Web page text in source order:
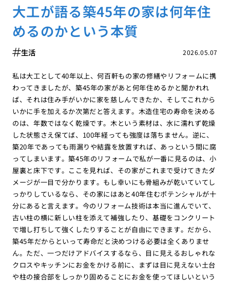
大工が語る築45年の家は何年住
めるのかという本質
2026.05.07
生活
私は大工として40年以上、何百軒もの家の修繕やリフォームに携
わってきましたが、築45年の家があと何年住めるかと聞かれれ
ば、それは住み手がいかに家を慈しんできたか、そしてこれから
いかに手を加えるか次第だと答えます。木造住宅の寿命を決める
のは、年数ではなく乾燥です。木という素材は、水に濡れず乾燥
した状態さえ保てば、100年経っても強度は落ちません。逆に、
築20年であっても雨漏りや結露を放置すれば、あっという間に腐
ってしまいます。築45年のリフォームで私が一番に見るのは、小
屋裏と床下です。ここを見れば、その家がこれまで受けてきたダ
メージが一目で分かります。もし幸いにも骨組みが乾いていてし
っかりしているなら、その家にはあと40年住むポテンシャルが十
分にあると言えます。今のリフォーム技術は本当に進んでいて、
古い柱の横に新しい柱を添えて補強したり、基礎をコンクリート
で増し打ちして強くしたりすることが自由にできます。だから、
築45年だからといって寿命だと決めつける必要は全くありませ
ん。ただ、一つだけアドバイスするなら、目に見えるおしゃれな
クロスやキッチンにお金をかける前に、まずは目に見えない土台
や柱の接合部をしっかり固めることにお金を使ってほしいという